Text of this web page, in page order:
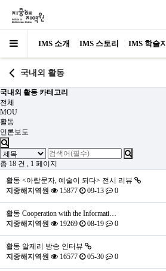
IMS 소개 IMS 스토리 IMS 학술지
국내외 활동
국내외 활동 카테고리
전체
MOU
활동
언론보도
총 18 건 , 1 페이지
활동 <아랍문자, 예술이 되다> 전시 리뷰
지중해지역원
15877 09-13 0
활동 Cooperation with the Informati…
지중해지역원
19269 08-19 0
활동 알제리 방송 인터뷰
지중해지역원
16577 05-30 0